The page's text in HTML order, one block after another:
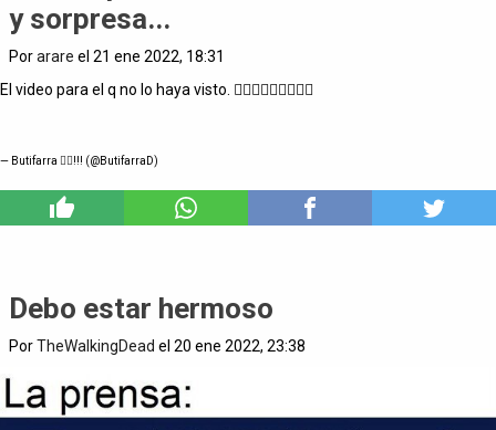
y sorpresa...
Porarare el 21 ene 2022, 18:31
El video para el q no lo haya visto. 🤦🏻‍♂️🤦🏻‍♂️🤦🏻‍♂️
— Butifarra ✊🏽!!! (@ButifarraD)
Debo estar hermoso
PorTheWalkingDead el 20 ene 2022, 23:38